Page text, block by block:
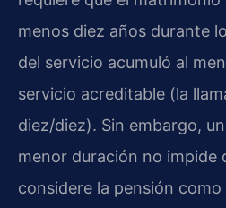
menos diez años durante
del servicio acumuló al
servicio acreditable (la
diez/diez). Sin embargo,
menor duración no impide
considere la pensión